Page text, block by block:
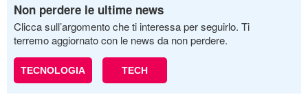
Non perdere le ultime news
Clicca sull’argomento che ti interessa per seguirlo. Ti
terremo aggiornato con le news da non perdere.
TECNOLOGIA TECH